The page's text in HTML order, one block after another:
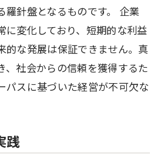
羅針盤となるものです。 企業
に変化しており、短期的な利益
的な発展は保証できません。真
、社会からの信頼を獲得するた
パスに基づいた経営が不可欠な
践